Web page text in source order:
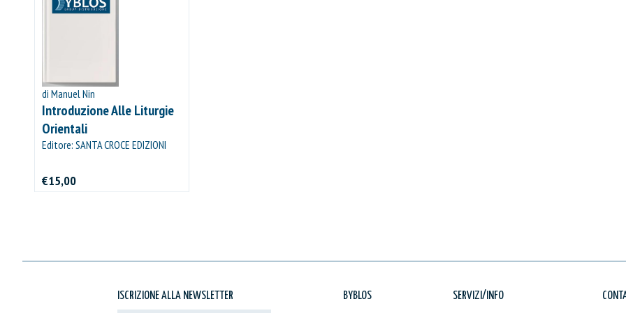
di Manuel Nin
Introduzione Alle Liturgie
Orientali
Editore: SANTA CROCE EDIZIONI
€15,00
ISCRIZIONE ALLA NEWSLETTER BYBLOS SERVIZI/INFO